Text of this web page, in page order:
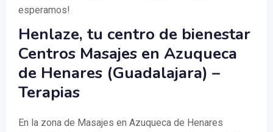
esperamos!
Henlaze, tu centro de bienestar
Centros Masajes en Azuqueca
de Henares (Guadalajara) –
Terapias
En la zona de Masajes en Azuqueca de Henares